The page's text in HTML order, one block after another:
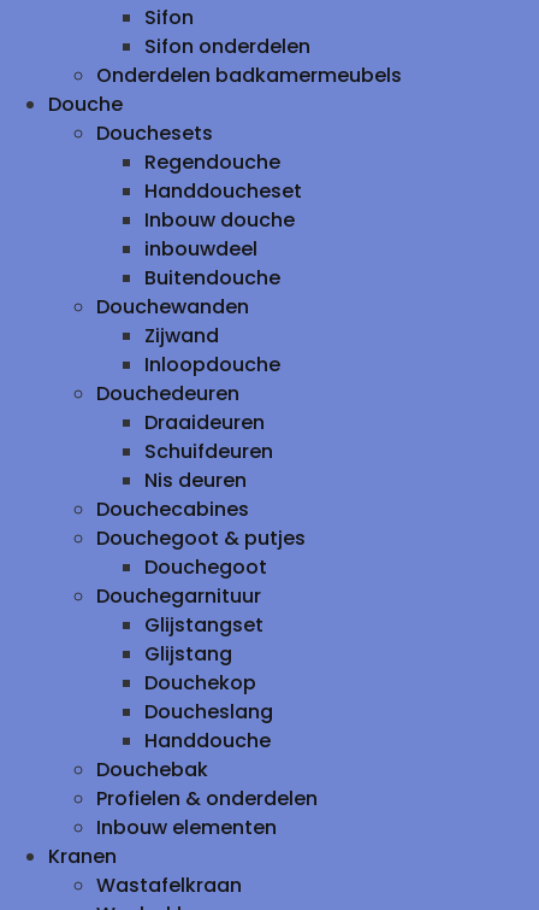
Sifon
Sifon onderdelen
Onderdelen badkamermeubels
Douche
Douchesets
Regendouche
Handdoucheset
Inbouw douche
inbouwdeel
Buitendouche
Douchewanden
Zijwand
Inloopdouche
Douchedeuren
Draaideuren
Schuifdeuren
Nis deuren
Douchecabines
Douchegoot & putjes
Douchegoot
Douchegarnituur
Glijstangset
Glijstang
Douchekop
Doucheslang
Handdouche
Douchebak
Profielen & onderdelen
Inbouw elementen
Kranen
Wastafelkraan